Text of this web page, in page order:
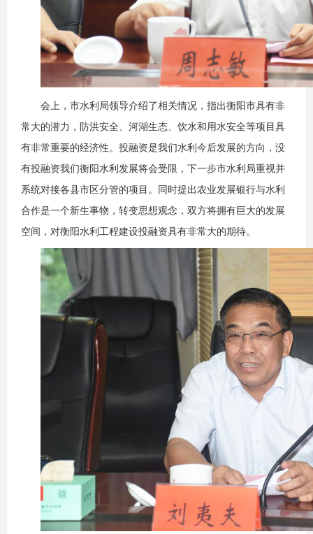
会上，市水利局领导介绍了相关情况，指出衡阳市具有非
常大的潜力，防洪安全、河湖生态、饮水和用水安全等项目具
有非常重要的经济性。投融资是我们水利今后发展的方向，没
有投融资我们衡阳水利发展将会受限，下一步市水利局重视并
系统对接各县市区分管的项目。同时提出农业发展银行与水利
合作是一个新生事物，转变思想观念，双方将拥有巨大的发展
空间，对衡阳水利工程建设投融资具有非常大的期待。